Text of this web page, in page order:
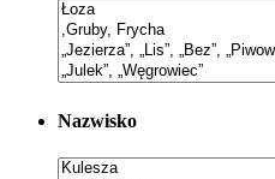
Nazwisko